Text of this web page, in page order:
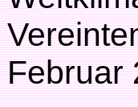
Februar